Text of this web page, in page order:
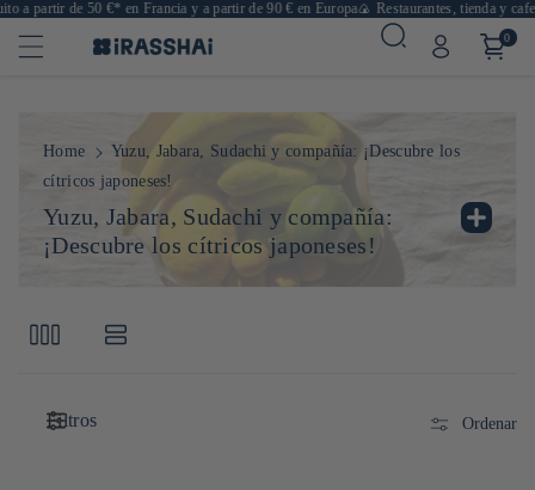
de 50 €* en Francia y a partir de 90 € en Europa🍙 Restaurantes, tienda y cafetería en
0
Home
Yuzu, Jabara, Sudachi y compañía: ¡Descubre los
cítricos japoneses!
C
o
c
ó
Yuzu, Jabara, Sudachi y compañía:
¡Descubre los cítricos japoneses!
pero también notas florales y un aroma incomparable.
vinagres, postres o incluso cócteles.
Filtros Ordenar